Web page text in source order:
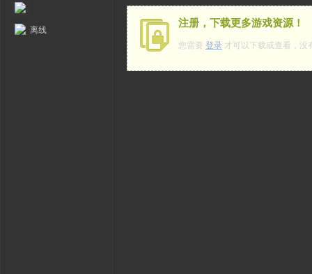
离线
注册，下载更多游戏资源！
您需要 登录 才可以下载或查看，没